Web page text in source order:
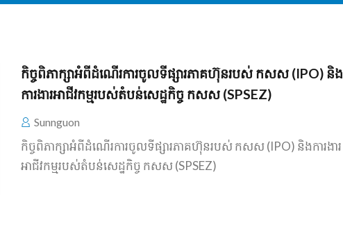
កិច្ច​ពិភាក្សាអំពីដំណើរការចូលទីផ្សារភាគហ៊ុនរបស់ កសស (IPO) និង
ការងារអាជីវកម្មរបស់តំបន់សេដ្ឋកិច្ច កសស (SPSEZ)
Sunnguon
កិច្ច​ពិភាក្សាអំពីដំណើរការចូលទីផ្សារភាគហ៊ុនរបស់ កសស (IPO) និងការងារ
អាជីវកម្មរបស់តំបន់សេដ្ឋកិច្ច កសស (SPSEZ)